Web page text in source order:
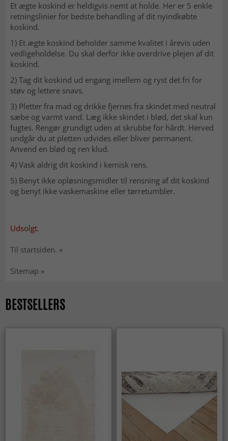
Et ægte koskind er heldigvis nemt at holde. Her er 5 enkle
retningslinier for bedste behandling af dit nyindkøbte
koskind.
1) Et ægte koskind beholder samme kvalitet i årevis uden
vedligeholdelse. Du skal derfor ikke overdrive plejen af dit
koskind.
2) Tag dit koskind ud engang imellem og ryst det fri for
støv og lettere snavs.
3) Pletter fra mad og drikke fjernes fra skindet med neutral
sæbe og varmt vand. Læg ikke skindet i blød, det skal kun
fugtes. Rengør grundigt uden at skrubbe for hårdt. Herved
undgår du at pletten udvides eller bliver permanent.
Anvend en blød og ren klud.
4) Vask aldrig dit koskind i kemisk rens.
5) Benyt ikke opløsningsmidler til rensning af dit koskind
og benyt ikke vaskemaskine eller tørretumbler.
Udsolgt.
Til startsiden. »
Sitemap »
BESTSELLERS